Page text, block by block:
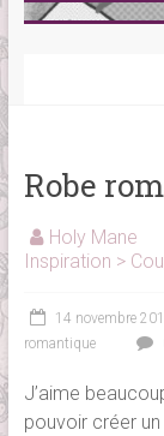
Robe
Holy Mane
Inspiration >
14 novembre
romantique
J’aime
pouvoir créer un